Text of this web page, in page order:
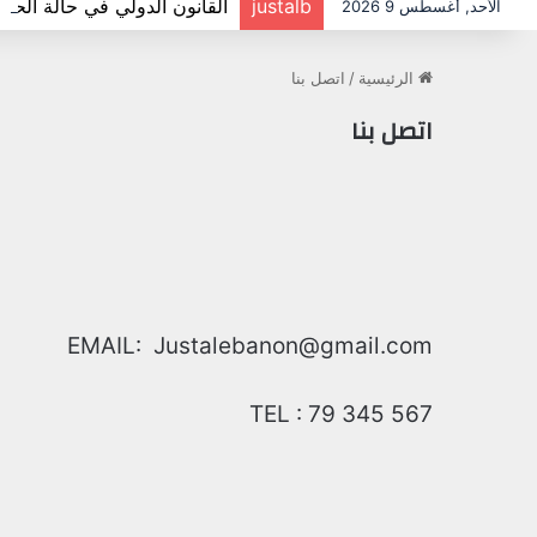
الأحد, أغسطس 9 2026 justalb القانون الدولي في حالة
الرئيسية / اتصل بنا
اتصل بنا
EMAIL: Justalebanon@gmail.com
TEL : 79 345 567